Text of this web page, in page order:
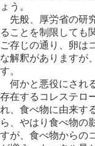
ょう。
先般、厚労省の研
ることを制限しても
ご存じの通り、卵は
な解釈がありますが
す。
何かと悪役にされ
存在するコレステロ
れ、食べ物に由来す
ら、やはり食べ物の
すが、食べ物からの